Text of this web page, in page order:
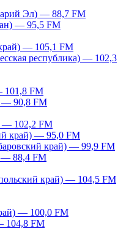
Эл) — 88,7 FM
— 95,5 FM
— 105,1 FM
республика) — 102,3
101,8 FM
— 90,8 FM
— 102,2 FM
край) — 95,0 FM
край) — 99,9 FM
— 88,4 FM
край) — 104,5 FM
— 100,0 FM
104,8 FM